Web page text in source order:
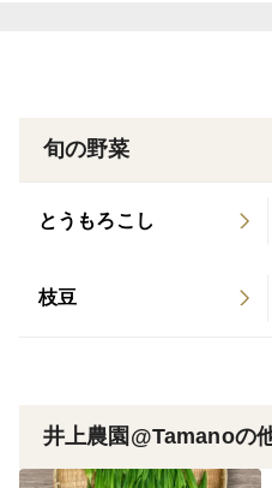
★ご購入前にお読みくださ
が出る場合がありますが、
朝採りの新鮮なものをお届
一環として、積極的に梱包
ボールを活用することにい
旬の野菜
とうもろこし
枝豆
井上農園@Tamanoの